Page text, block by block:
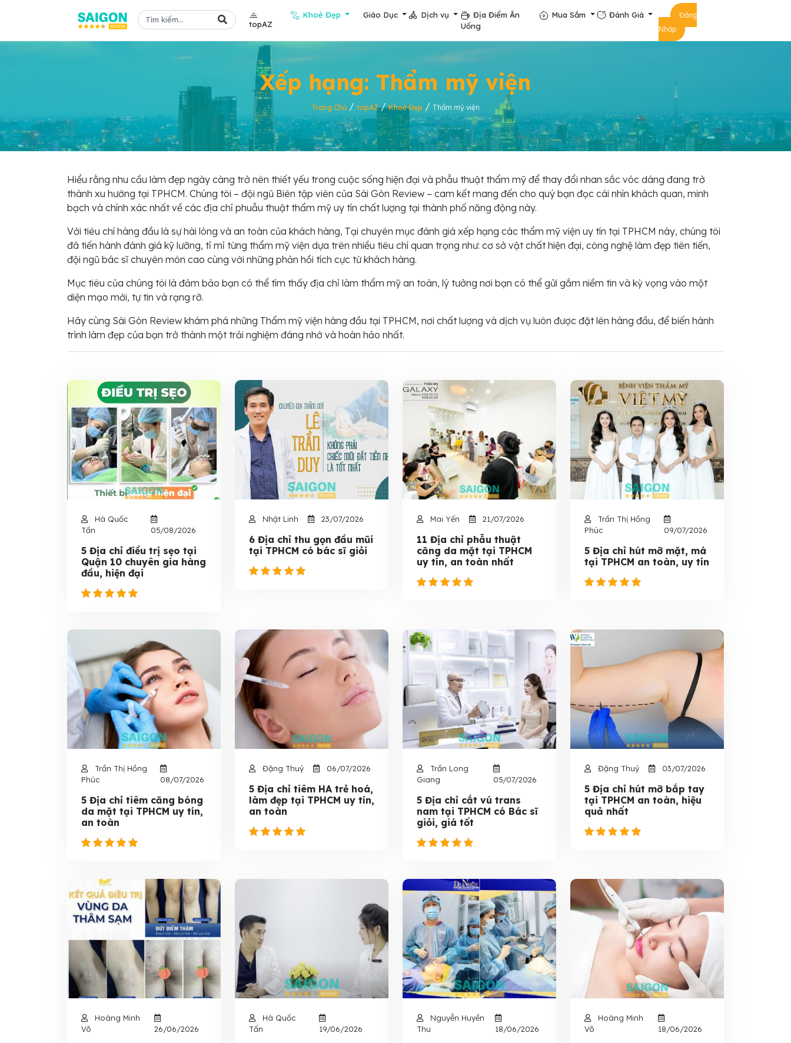
topAZ
Khoẻ Đẹp Giáo Dục Dịch vụ
Địa Điểm Ăn
Uống
Mua Sắm Đánh Giá
Đăng
Nhập
Xếp hạng: Thẩm mỹ viện
Trang Chủ / topAZ/Khoẻ Đẹp / Thẩm mỹ viện
Hiểu rằng nhu cầu làm đẹp ngày càng trở nên thiết yếu trong cuộc sống hiện đại và phẫu thuật thẩm mỹ để thay đổi nhan sắc vóc dáng đang trở
thành xu hướng tại TPHCM. Chúng tôi – đội ngũ Biên tập viên của Sài Gòn Review – cam kết mang đến cho quý bạn đọc cái nhìn khách quan, minh
bạch và chính xác nhất về các địa chỉ phuẫu thuật thẩm mỹ uy tín chất lượng tại thành phố năng động này.
Với tiêu chí hàng đầu là sự hài lòng và an toàn của khách hàng, Tại chuyên mục đánh giá xếp hạng các thẩm mỹ viện uy tín tại TPHCM này, chúng tôi
đã tiến hành đánh giá kỹ lưỡng, tỉ mỉ từng thẩm mỹ viện dựa trên nhiều tiêu chí quan trọng như: cơ sở vật chất hiện đại, công nghệ làm đẹp tiên tiến,
đội ngũ bác sĩ chuyên môn cao cùng với những phản hồi tích cực từ khách hàng.
Mục tiêu của chúng tôi là đảm bảo bạn có thể tìm thấy địa chỉ làm thẩm mỹ an toàn, lý tưởng nơi bạn có thể gửi gắm niềm tin và kỳ vọng vào một
diện mạo mới, tự tin và rạng rỡ.
Hãy cùng Sài Gòn Review khám phá những Thẩm mỹ viện hàng đầu tại TPHCM, nơi chất lượng và dịch vụ luôn được đặt lên hàng đầu, để biến hành
trình làm đẹp của bạn trở thành một trải nghiệm đáng nhớ và hoàn hảo nhất.
Hà Quốc
Tấn
05/08/2026
5 Địa chỉ điều trị sẹo tại
Quận 10 chuyên gia hàng
đầu, hiện đại
Nhật Linh 23/07/2026
6 Địa chỉ thu gọn đầu mũi
tại TPHCM có bác sĩ giỏi
Mai Yến 21/07/2026
11 Địa chỉ phẫu thuật
căng da mặt tại TPHCM
uy tín, an toàn nhất
Trần Thị Hồng
Phúc
09/07/2026
5 Địa chỉ hút mỡ mặt, má
tại TPHCM an toàn, uy tín
Trần Thị Hồng
Phúc
08/07/2026
5 Địa chỉ tiêm căng bóng
da mặt tại TPHCM uy tín,
an toàn
Đặng Thuỷ 06/07/2026
5 Địa chỉ tiêm HA trẻ hoá,
làm đẹp tại TPHCM uy tín,
an toàn
Trần Long
Giang
05/07/2026
5 Địa chỉ cắt vú trans
nam tại TPHCM có Bác sĩ
giỏi, giá tốt
Đặng Thuỷ 03/07/2026
5 Địa chỉ hút mỡ bắp tay
tại TPHCM an toàn, hiệu
quả nhất
Hoàng Minh
Võ
26/06/2026
Hà Quốc
Tấn
19/06/2026
Nguyễn Huyền
Thu
18/06/2026
Hoàng Minh
Võ
18/06/2026